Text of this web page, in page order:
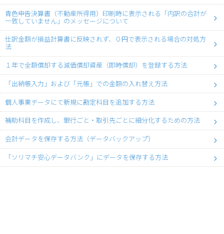
青色申告決算書（不動産所得用）印刷時に表示される「内訳の合計が
一致していません」のメッセージについて
仕訳金額が損益計算書に反映されず、０円で表示される場合の対処方
法
１年で全額償却する減価償却資産（即時償却）を登録する方法
「出納帳入力」および「元帳」での金額の入れ替え方法
個人事業データにて新規に勘定科目を追加する方法
補助科目を作成し、銀行ごと・取引先ごとに細分化するための方法
会計データを保存する方法（データバックアップ）
「ソリマチ安心データバンク」にデータを保存する方法